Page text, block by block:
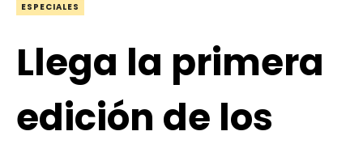
ESPECIALES
Llega la primera
edición de los